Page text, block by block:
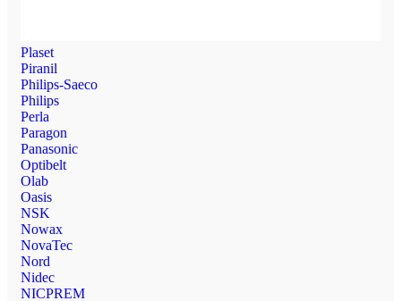
Plaset
Piranil
Philips-Saeco
Philips
Perla
Paragon
Panasonic
Optibelt
Olab
Oasis
NSK
Nowax
NovaTec
Nord
Nidec
NICPREM